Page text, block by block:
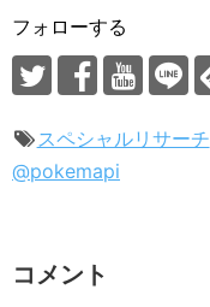
フォローする
スペシャルリサーチ
@pokemapi
コメント